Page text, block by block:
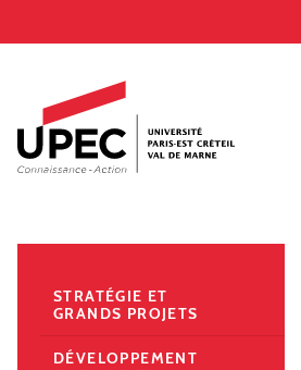
Accès directs
Recherche
Navigation secondaire
STRATÉGIE ET
GRANDS PROJETS
DÉVELOPPEMENT